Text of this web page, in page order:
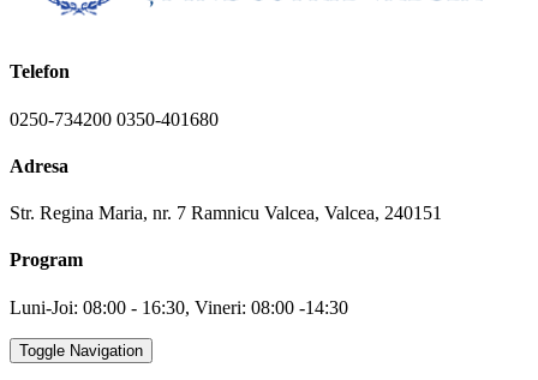
Telefon
0250-734200 0350-401680
Adresa
Str. Regina Maria, nr. 7 Ramnicu Valcea, Valcea, 240151
Program
Luni-Joi: 08:00 - 16:30, Vineri: 08:00 -14:30
Toggle Navigation